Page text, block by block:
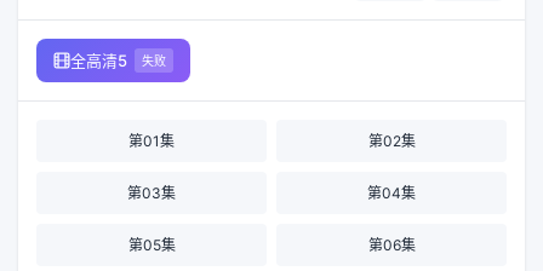
全高清5 失败
第01集 第02集
第03集 第04集
第05集 第06集